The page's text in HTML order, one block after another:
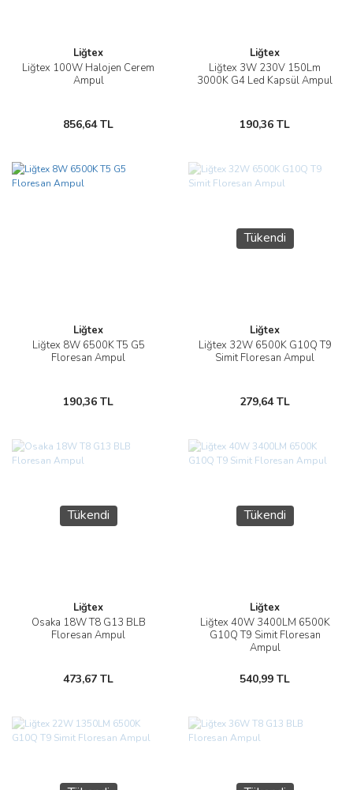
Liğtex
Liğtex 100W Halojen Cerem
Ampul
856,64 TL
Liğtex
Liğtex 3W 230V 150Lm
3000K G4 Led Kapsül Ampul
190,36 TL
Liğtex
Liğtex 8W 6500K T5 G5
Floresan Ampul
190,36 TL
Tükendi
Liğtex
Liğtex 32W 6500K G10Q T9
Simit Floresan Ampul
279,64 TL
Tükendi
Liğtex
Osaka 18W T8 G13 BLB
Floresan Ampul
473,67 TL
Tükendi
Liğtex
Liğtex 40W 3400LM 6500K
G10Q T9 Simit Floresan
Ampul
540,99 TL